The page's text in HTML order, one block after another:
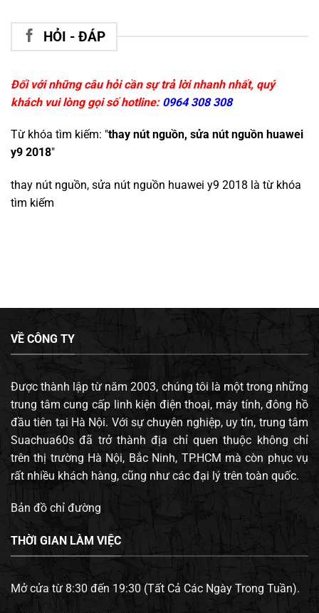
HỎI - ĐÁP
Đối với những câu hỏi cần sự trả lời nhanh nhất, quý
khách vui lòng gọi số hotline: 0964 308 308
Từ khóa tìm kiếm: "thay nút nguồn, sửa nút nguồn huawei
y9 2018"
thay nút nguồn, sửa nút nguồn huawei y9 2018 là từ khóa
tìm kiếm
VỀ CÔNG TY
Được thành lập từ năm 2003, chúng tôi là một trong những
trung tâm cung cấp linh kiện điện thoại, máy tính, đông hồ
đầu tiên tại Hà Nội. Với sự chuyên nghiệp, uy tín, trung tâm
Suachua60s đã trở thành địa chỉ quen thuộc không chỉ
trên thị trường Hà Nội, Bắc Ninh, TP.HCM mà còn phục vụ
rất nhiều khách hàng, cũng như các đại lý trên toàn quốc.
Bản đồ chỉ đường
THỜI GIAN LÀM VIỆC
Mở cửa từ 8:30 đến 19:30 (Tất Cả Các Ngày Trong Tuần).